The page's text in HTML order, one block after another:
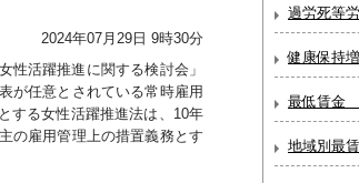
2024年07月29日 9時30分
活躍推進に関する検討会」
が任意とされている常時雇用
する女性活躍推進法は、10年
の雇用管理上の措置義務とす
過労死等
健康保持
最低賃金
地域別最